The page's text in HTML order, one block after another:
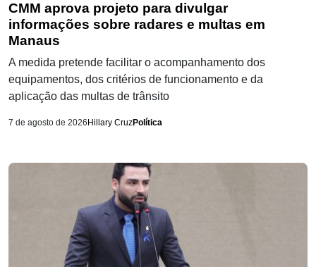
CMM aprova projeto para divulgar
informações sobre radares e multas em
Manaus
A medida pretende facilitar o acompanhamento dos
equipamentos, dos critérios de funcionamento e da
aplicação das multas de trânsito
7 de agosto de 2026 Hillary CruzPolítica